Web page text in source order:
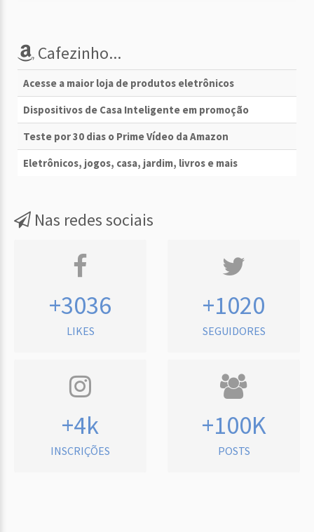
Cafezinho...
Acesse a maior loja de produtos eletrônicos
Dispositivos de Casa Inteligente em promoção
Teste por 30 dias o Prime Vídeo da Amazon
Eletrônicos, jogos, casa, jardim, livros e mais
Nas redes sociais
+3036
LIKES
+1020
SEGUIDORES
+4k
INSCRIÇÕES
+100K
POSTS